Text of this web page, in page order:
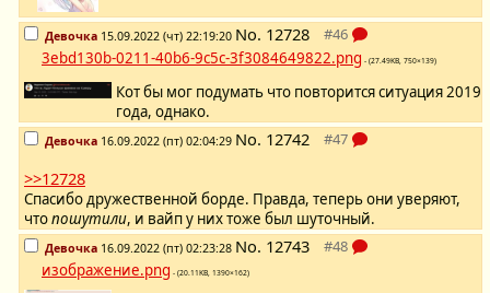
Девочка 15.09.2022 (чт) 22:19:20 No. 12728
3ebd130b-0211-40b6-9c5c-3f3084649822.png - (27.49KB, 750×139)
Кот бы мог подумать что повторится ситуация 2019
года, однако.
Девочка 16.09.2022 (пт) 02:04:29 No. 12742
>>12728
Спасибо дружественной борде. Правда, теперь они уверяют,
чтопошутили, и вайп у них тоже был шуточный.
Девочка 16.09.2022 (пт) 02:23:28 No. 12743
изображение.png - (20.11KB, 1390×162)